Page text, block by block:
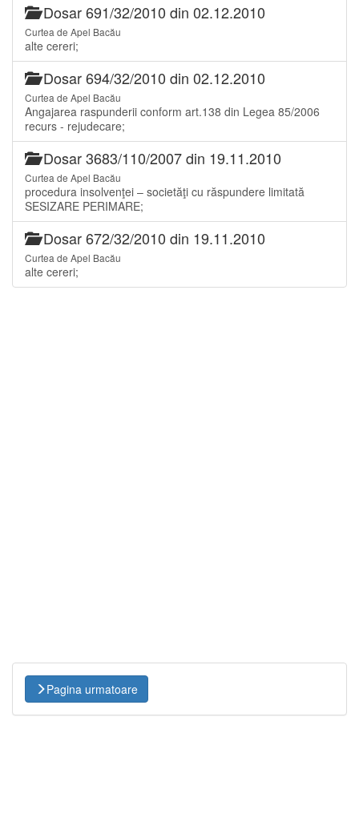
Dosar 691/32/2010 din 02.12.2010
Curtea de Apel Bacău
alte cereri;
Dosar 694/32/2010 din 02.12.2010
Curtea de Apel Bacău
Angajarea raspunderii conform art.138 din Legea 85/2006
recurs - rejudecare;
Dosar 3683/110/2007 din 19.11.2010
Curtea de Apel Bacău
procedura insolvenţei – societăţi cu răspundere limitată
SESIZARE PERIMARE;
Dosar 672/32/2010 din 19.11.2010
Curtea de Apel Bacău
alte cereri;
Pagina urmatoare